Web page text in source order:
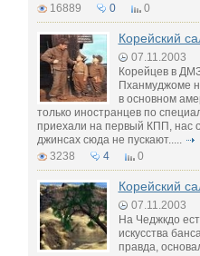
16889
0 0
Корейский
07.11.2003
Корейцев в
Пханмуджоме
в основном
только иностранцев по
приехали на первый КПП, нас
джинсах сюда не пускают.....
3238
4 0
Корейский
07.11.2003
На Чеджкдо
искусства
правда,